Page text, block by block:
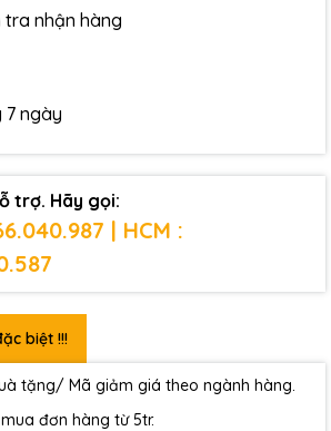
tra nhận hàng
ngày
trợ. Hãy gọi:
| HCM :
biệt !!!
tặng/ Mã giảm giá theo ngành hàng.
đơn hàng từ 5tr.